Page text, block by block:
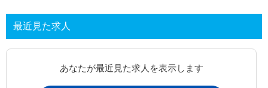
最近見た求人
あなたが最近見た求人を表示します